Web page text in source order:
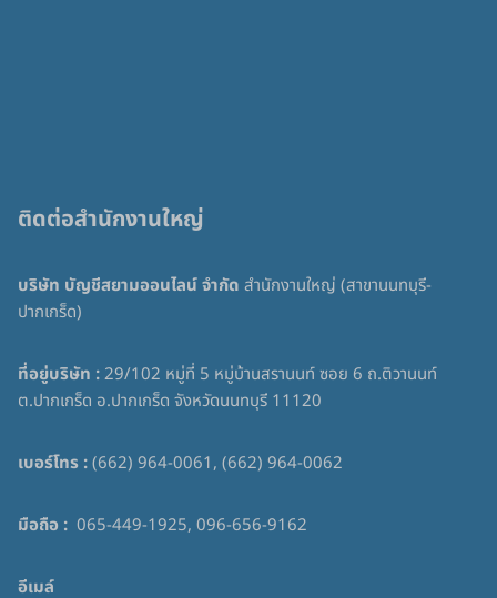
ติดต่อสำนักงานใหญ่
บริษัท บัญชีสยามออนไลน์ จำกัด สำนักงานใหญ่ (สาขานนทบุรี-
ปากเกร็ด)
ที่อยู่บริษัท :29/102 หมู่ที่ 5 หมู่บ้านสรานนท์ ซอย 6 ถ.ติวานนท์
ต.ปากเกร็ด อ.ปากเกร็ด จังหวัดนนทบุรี 11120
เบอร์โทร :(662) 964-0061, (662) 964-0062
มือถือ : 065-449-1925, 096-656-9162
อีเมล์